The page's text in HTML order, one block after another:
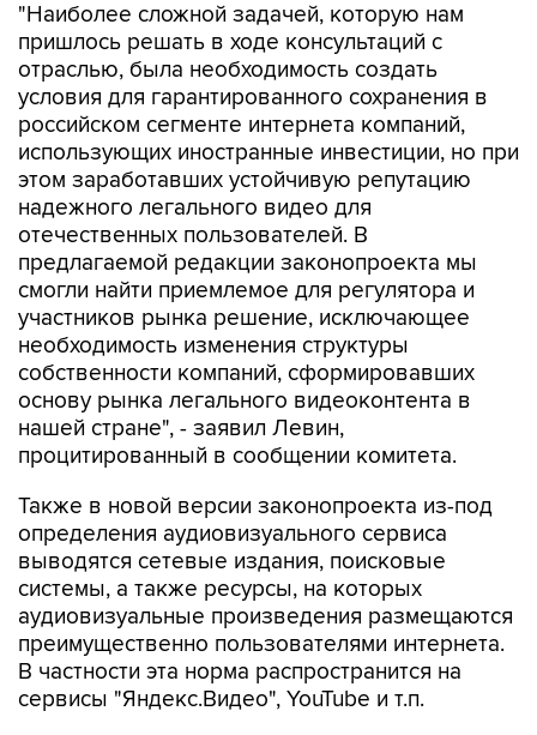
"Наиболее сложной задачей, которую нам
пришлось решать в ходе консультаций с
отраслью, была необходимость создать
условия для гарантированного сохранения в
российском сегменте интернета компаний,
использующих иностранные инвестиции, но при
этом заработавших устойчивую репутацию
надежного легального видео для
отечественных пользователей. В
предлагаемой редакции законопроекта мы
смогли найти приемлемое для регулятора и
участников рынка решение, исключающее
необходимость изменения структуры
собственности компаний, сформировавших
основу рынка легального видеоконтента в
нашей стране", - заявил Левин,
процитированный в сообщении комитета.
Также в новой версии законопроекта из-под
определения аудиовизуального сервиса
выводятся сетевые издания, поисковые
системы, а также ресурсы, на которых
аудиовизуальные произведения размещаются
преимущественно пользователями интернета.
В частности эта норма распространится на
сервисы "Яндекс.Видео", YouTube и т.п.